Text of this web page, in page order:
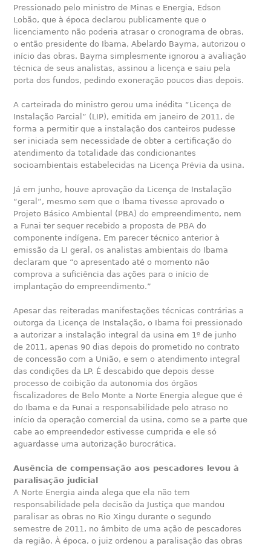
Pressionado pelo ministro de Minas e Energia, Edson
Lobão, que à época declarou publicamente que o
licenciamento não poderia atrasar o cronograma de obras,
o então presidente do Ibama, Abelardo Bayma, autorizou o
início das obras. Bayma simplesmente ignorou a avaliação
técnica de seus analistas, assinou a licença e saiu pela
porta dos fundos, pedindo exoneração poucos dias depois.
A carteirada do ministro gerou uma inédita “Licença de
Instalação Parcial” (LIP), emitida em janeiro de 2011, de
forma a permitir que a instalação dos canteiros pudesse
ser iniciada sem necessidade de obter a certificação do
atendimento da totalidade das condicionantes
socioambientais estabelecidas na Licença Prévia da usina.
Já em junho, houve aprovação da Licença de Instalação
“geral”, mesmo sem que o Ibama tivesse aprovado o
Projeto Básico Ambiental (PBA) do empreendimento, nem
a Funai ter sequer recebido a proposta de PBA do
componente indígena. Em parecer técnico anterior à
emissão da LI geral, os analistas ambientais do Ibama
declaram que “o apresentado até o momento não
comprova a suficiência das ações para o início de
implantação do empreendimento.”
Apesar das reiteradas manifestações técnicas contrárias a
outorga da Licença de Instalação, o Ibama foi pressionado
a autorizar a instalação integral da usina em 1º de junho
de 2011, apenas 90 dias depois do prometido no contrato
de concessão com a União, e sem o atendimento integral
das condições da LP. É descabido que depois desse
processo de coibição da autonomia dos órgãos
fiscalizadores de Belo Monte a Norte Energia alegue que é
do Ibama e da Funai a responsabilidade pelo atraso no
início da operação comercial da usina, como se a parte que
cabe ao empreendedor estivesse cumprida e ele só
aguardasse uma autorização burocrática.
Ausência de compensação aos pescadores levou à
paralisação judicial
A Norte Energia ainda alega que ela não tem
responsabilidade pela decisão da Justiça que mandou
paralisar as obras no Rio Xingu durante o segundo
semestre de 2011, no âmbito de uma ação de pescadores
da região. À época, o juiz ordenou a paralisação das obras